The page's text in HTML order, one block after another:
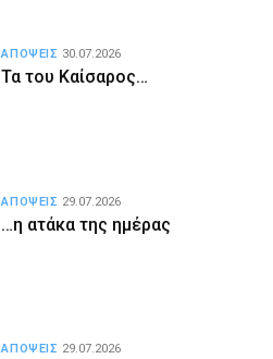
Τα του Καίσαρος…
ΑΠΟΨΕΙΣ 30.07.2026
…η ατάκα της ημέρας
ΑΠΟΨΕΙΣ 29.07.2026
ΑΠΟΨΕΙΣ 29.07.2026